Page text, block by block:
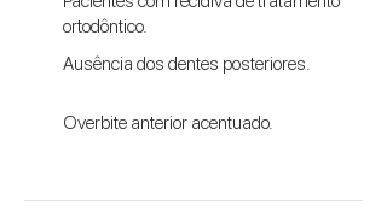
ortodôntico.
Ausência dos dentes posteriores.
Overbite anterior acentuado.